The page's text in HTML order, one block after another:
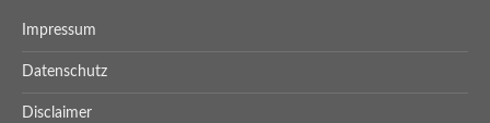
Impressum
Datenschutz
Disclaimer